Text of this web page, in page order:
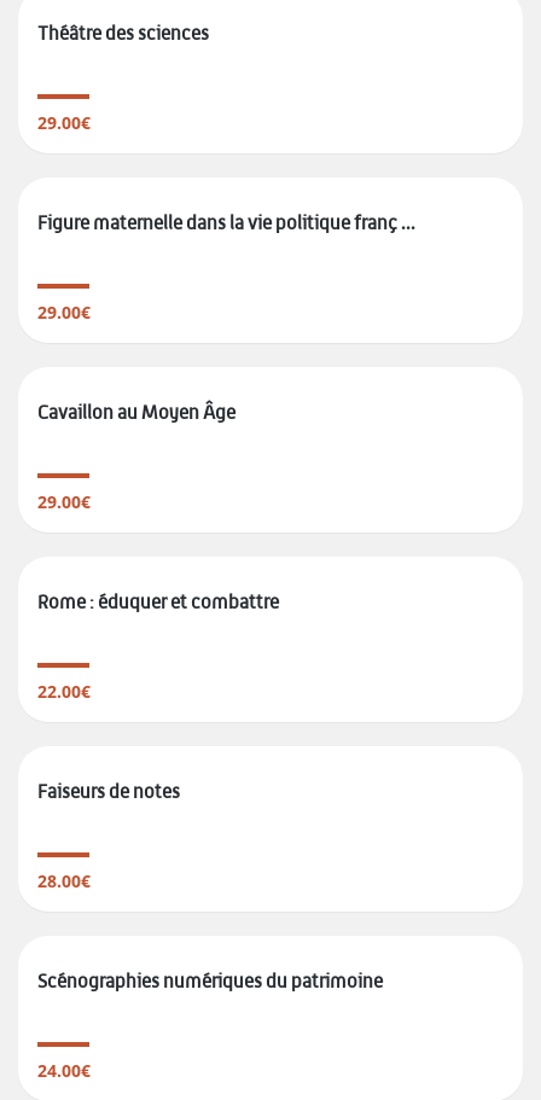
Théâtre des sciences
29.00€
Figure maternelle dans la vie politique franç ...
29.00€
Cavaillon au Moyen Âge
29.00€
Rome : éduquer et combattre
22.00€
Faiseurs de notes
28.00€
Scénographies numériques du patrimoine
24.00€